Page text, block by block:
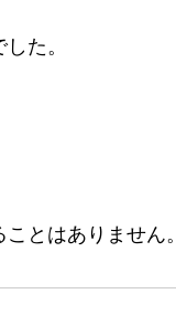
た。
とはありません。